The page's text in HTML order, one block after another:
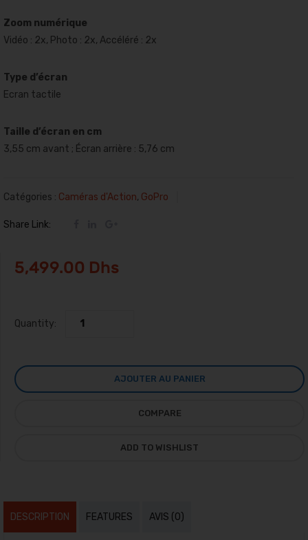
Zoom numérique
Vidéo : 2x, Photo : 2x, Accéléré : 2x
Type d’écran
Ecran tactile
Taille d’écran en cm
3,55 cm avant ; Écran arrière : 5,76 cm
Catégories : Caméras d'Action, GoPro
Share Link:
5,499.00 Dhs
Quantity:
AJOUTER AU PANIER
COMPARE
ADD TO WISHLIST
DESCRIPTION FEATURES AVIS (0)